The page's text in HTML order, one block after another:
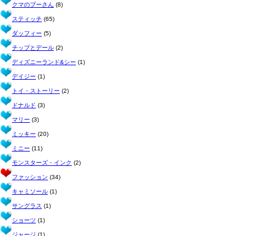
クマのプーさん (8)
スティッチ (65)
ダッフィー (5)
チップとデール (2)
ディズニーランド&シー (1)
デイジー (1)
トイ・ストーリー (2)
ドナルド (3)
マリー (3)
ミッキー (20)
ミニー (11)
モンスターズ・インク (2)
ファッション (34)
キャミソール (1)
サングラス (1)
ショーツ (1)
ジャージ (1)